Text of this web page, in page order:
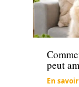
Actu
peut
En